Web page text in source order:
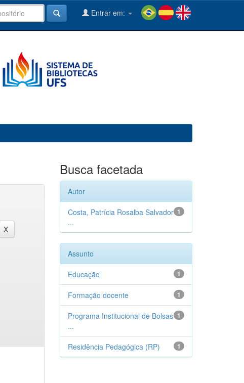
Entrar em:
Busca facetada
Autor
1
Costa, Patrícia Rosalba Salvador
...
Assunto
1
Educação
1
Formação docente
1
Programa Institucional de Bolsas
...
1
Residência Pedagógica (RP)